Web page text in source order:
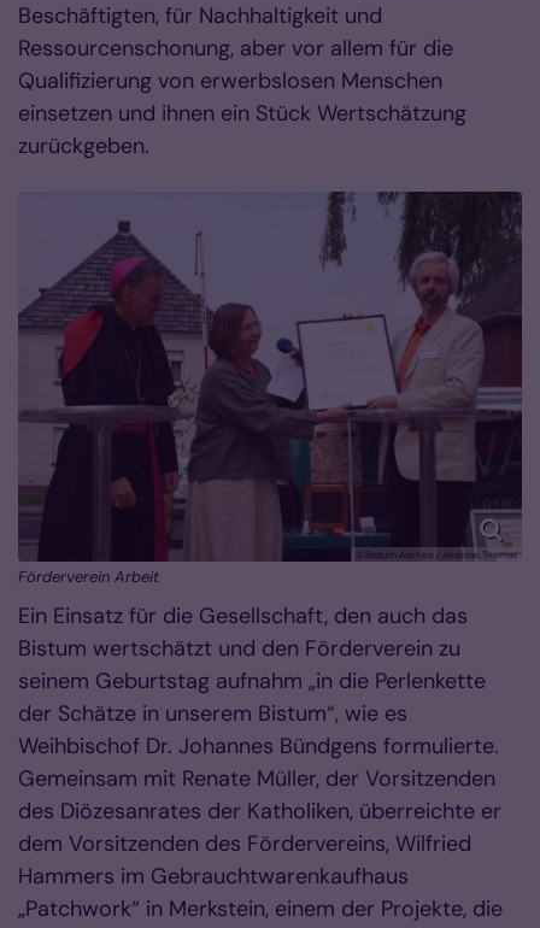
Beschäftigten, für Nachhaltigkeit und
Ressourcenschonung, aber vor allem für die
Qualifizierung von erwerbslosen Menschen
einsetzen und ihnen ein Stück Wertschätzung
zurückgeben.
© Bistum Aachen / Andreas Thomas
Förderverein Arbeit
Ein Einsatz für die Gesellschaft, den auch das
Bistum wertschätzt und den Förderverein zu
seinem Geburtstag aufnahm „in die Perlenkette
der Schätze in unserem Bistum“, wie es
Weihbischof Dr. Johannes Bündgens formulierte.
Gemeinsam mit Renate Müller, der Vorsitzenden
des Diözesanrates der Katholiken, überreichte er
dem Vorsitzenden des Fördervereins, Wilfried
Hammers im Gebrauchtwarenkaufhaus
„Patchwork“ in Merkstein, einem der Projekte, die